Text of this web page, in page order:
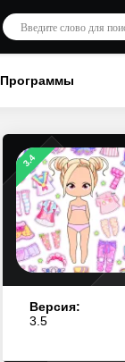
Программы
3.4
Версия:
3.5